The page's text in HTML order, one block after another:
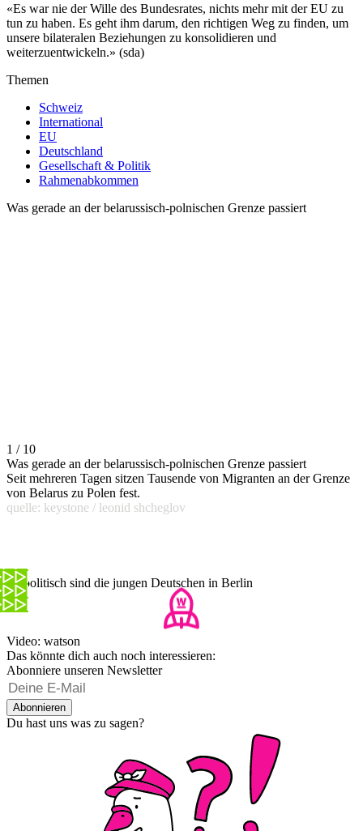
«Es war nie der Wille des Bundesrates, nichts mehr mit der EU zu
tun zu haben. Es geht ihm darum, den richtigen Weg zu finden, um
unsere bilateralen Beziehungen zu konsolidieren und
weiterzuentwickeln.» (sda)
Themen
Schweiz
International
EU
Deutschland
Gesellschaft & Politik
Rahmenabkommen
Was gerade an der belarussisch-polnischen Grenze passiert
1 / 10
Was gerade an der belarussisch-polnischen Grenze passiert
Seit mehreren Tagen sitzen Tausende von Migranten an der Grenze
von Belarus zu Polen fest.
quelle: keystone / leonid shcheglov
So politisch sind die jungen Deutschen in Berlin
Video: watson
Das könnte dich auch noch interessieren:
Abonniere unseren Newsletter
Abonnieren
Du hast uns was zu sagen?